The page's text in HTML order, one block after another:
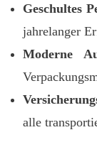
Geschultes
jahrelanger
Moderne
alle